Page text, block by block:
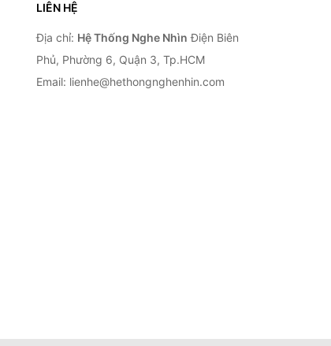
LIÊN HỆ
Địa chỉ: Hệ Thống Nghe Nhìn Điện Biên
Phủ, Phường 6, Quận 3, Tp.HCM
Email: lienhe@hethongnghenhin.com